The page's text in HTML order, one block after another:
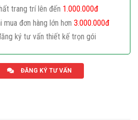
trang trí lên đến 1.000.000đ
đơn hàng lớn hơn 3.000.000đ
ký tư vấn thiết kế trọn gói
ĐĂNG KÝ TƯ VẤN